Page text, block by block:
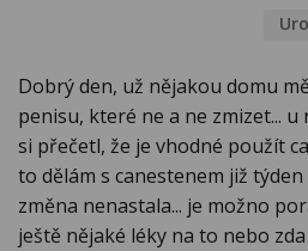
Dobrý den, už nějakou domu
penisu, které ne a ne zmizet...
si přečetl, že je vhodné použít
to dělám s canestenem již
změna nenastala... je možno
ještě nějaké léky na to nebo